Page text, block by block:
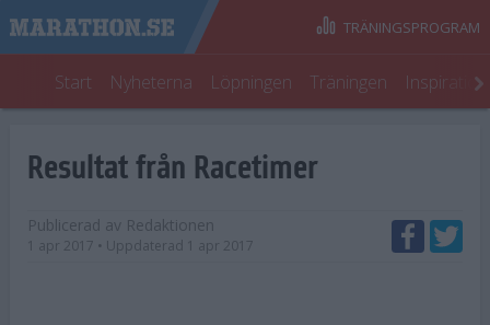
Start Nyheterna Löpningen Träningen
TRÄNINGSPROGRAM
Resultat från Racetimer
Publicerad av Redaktionen
1 apr 2017 • Uppdaterad 1 apr 2017